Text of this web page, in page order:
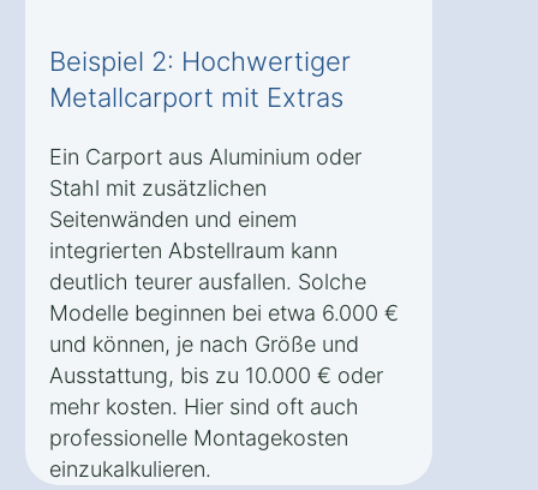
Beispiel 2: Hochwertiger
Metallcarport mit Extras
Ein Carport aus Aluminium oder
Stahl mit zusätzlichen
Seitenwänden und einem
integrierten Abstellraum kann
deutlich teurer ausfallen. Solche
Modelle beginnen bei etwa 6.000 €
und können, je nach Größe und
Ausstattung, bis zu 10.000 € oder
mehr kosten. Hier sind oft auch
professionelle Montagekosten
einzukalkulieren.